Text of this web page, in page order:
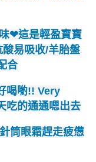
❤這是輕盈寶寶
易吸收/羊胎盤
合
喝喲!! Very
吃的通通嗯出去
筒眼霜趕走疲憊